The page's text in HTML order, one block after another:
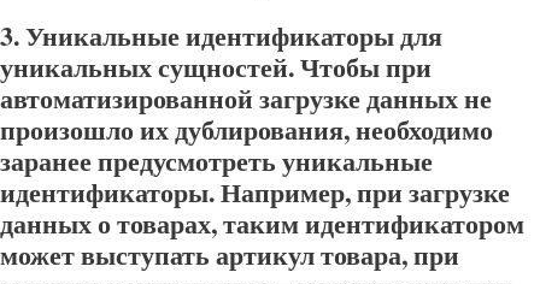
3.Уникальные идентификаторы для
уникальных сущностей.Чтобы при
автоматизированной загрузке данных не
произошло их дублирования, необходимо
заранее предусмотреть уникальные
идентификаторы. Например, при загрузке
данных о товарах, таким идентификатором
может выступать артикул товара, при